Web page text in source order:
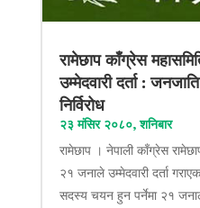
रामेछाप काँग्रेस
उम्मेदवारी दर्ता :
निर्विरोध
२३ मंसिर २०८०, शनिबार
रामेछाप । नेपाली काँग्रेस
२१ जनाले उम्मेदवारी दर्ता
सदस्य चयन हुन पर्नेमा २१ जनाले